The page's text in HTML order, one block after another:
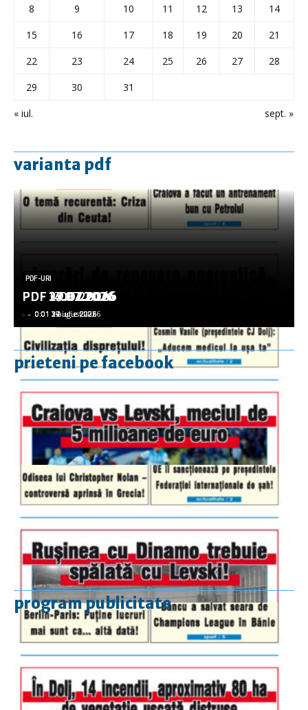
« iul. sept. »
8
9 10 11 12 13
14
15
16 17 18 19 20
21
22
23 24 25 26 27
28
29
30 31
varianta pdf
PDF-URI
PDF 3.08.2026
- - 0:01 3 august 2026
PDF-URI
PDF 29.07.2026
- - 0:01 29 iulie 2026
PDF-URI
PDF 27.07.2026
- - 0:01 27 iulie 2026
PDF-URI
PDF 17.07.2026
- - 0:01 17 iulie 2026
PDF-URI
PDF 14.07.2026
- - 0:01 14 iulie 2026
prieteni pe facebook
program publicitate
luni-vineri
9.00 - 17.00
duminică
9.00 - 12.00